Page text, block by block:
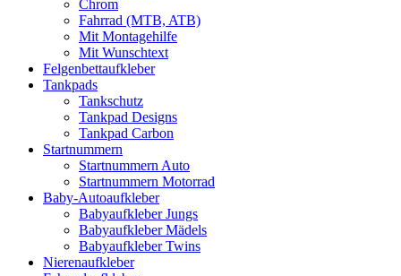
Chrom
Fahrrad (MTB, ATB)
Mit Montagehilfe
Mit Wunschtext
Felgenbettaufkleber
Tankpads
Tankschutz
Tankpad Designs
Tankpad Carbon
Startnummern
Startnummern Auto
Startnummern Motorrad
Baby-Autoaufkleber
Babyaufkleber Jungs
Babyaufkleber Mädels
Babyaufkleber Twins
Nierenaufkleber